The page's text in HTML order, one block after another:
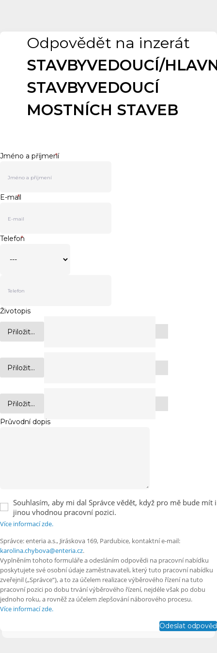
Odpovědět na inzerát
STAVBYVEDOUCÍ/
STAVBYVEDOUCÍ
MOSTNÍCH STAVEB
Jméno a příjmení
*
E-mail
*
Telefon
*
Životopis
Přiložit...
Přiložit...
Přiložit...
Průvodní dopis
Souhlasím, aby mi dal Správce vědět, když pro mě bude mít i
jinou vhodnou pracovní pozici.
Více informací zde.
Správce: enteria a.s., Jiráskova 169, Pardubice, kontaktní e-mail:
karolina.chybova@enteria.cz.
Vyplněním tohoto formuláře a odesláním odpovědi na pracovní nabídku
poskytujete své osobní údaje zaměstnavateli, který tuto pracovní nabídku
zveřejnil („Správce“), a to za účelem realizace výběrového řízení na tuto
pracovní pozici po dobu trvání výběrového řízení, nejdéle však po dobu
jednoho roku, a rovněž za účelem zlepšování náborového procesu.
Více informací zde.
Odeslat odpověď